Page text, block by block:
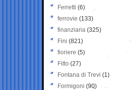
Ferretti (6)
ferrovie (133)
finanziaria (325)
Fini (821)
fioriere (5)
Fitto (27)
Fontana di Trevi (1)
Formigoni (90)